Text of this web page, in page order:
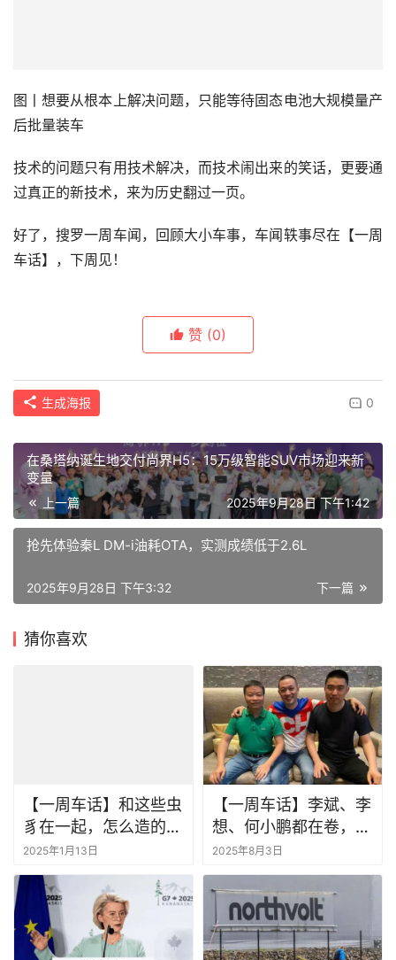
图丨想要从根本上解决问题，只能等待固态电池大规模量产
后批量装车
技术的问题只有用技术解决，而技术闹出来的笑话，更要通
过真正的新技术，来为历史翻过一页。
好了，搜罗一周车闻，回顾大小车事，车闻轶事尽在【一周
车话】，下周见！
赞 (0)
生成海报 0
在桑塔纳诞生地交付尚界H5：15万级智能SUV市场迎来新
变量
上一篇 2025年9月28日 下午1:42
抢先体验秦L DM-i油耗OTA，实测成绩低于2.6L
下一篇
2025年9月28日 下午3:32
猜你喜欢
【一周车话】和这些虫
豸在一起，怎么造的好
汽车呢？
2025年1月13日
【一周车话】李斌、李
想、何小鹏都在卷，你
有什么理由不努力？
2025年8月3日